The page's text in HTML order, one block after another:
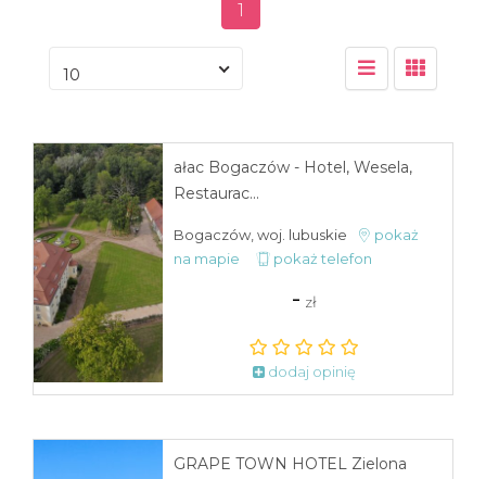
1
10
ałac Bogaczów - Hotel, Wesela,
Restaurac...
Bogaczów, woj. lubuskie
pokaż
na mapie
pokaż telefon
- zł
dodaj opinię
GRAPE TOWN HOTEL Zielona